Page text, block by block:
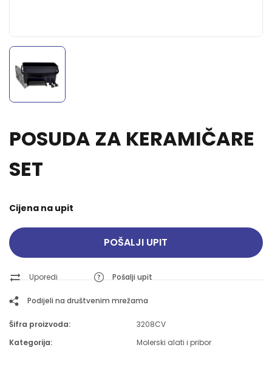
POSUDA ZA KERAMIČARE
SET
Cijena na upit
POŠALJI UPIT
Uporedi Pošalji upit
Podijeli na društvenim mrežama
Šifra proizvoda:
3208CV
Kategorija:
Molerski alati i pribor